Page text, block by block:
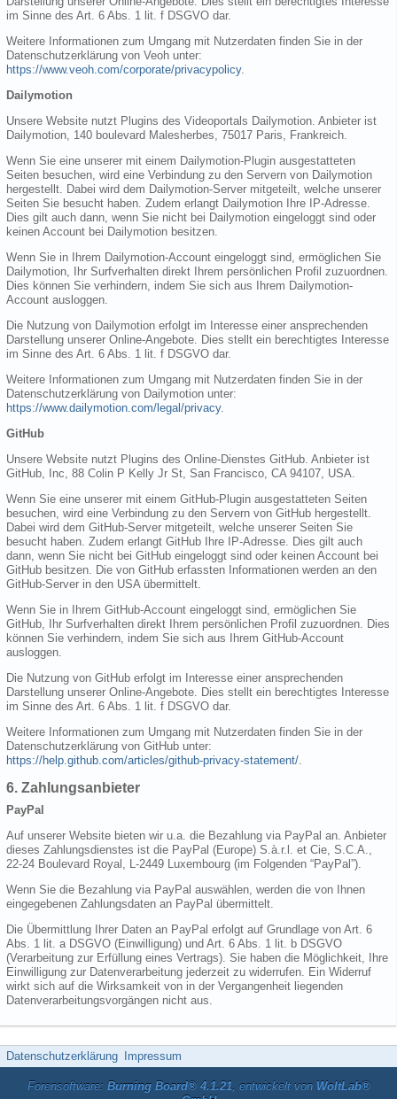
im Sinne des Art. 6 Abs. 1 lit. f DSGVO dar.
Weitere Informationen zum Umgang mit Nutzerdaten finden Sie in der
Datenschutzerklärung von Veoh unter:
https://www.veoh.com/corporate/privacypolicy.
Dailymotion
Unsere Website nutzt Plugins des Videoportals Dailymotion. Anbieter ist
Dailymotion, 140 boulevard Malesherbes, 75017 Paris, Frankreich.
Wenn Sie eine unserer mit einem Dailymotion-Plugin ausgestatteten
Seiten besuchen, wird eine Verbindung zu den Servern von Dailymotion
hergestellt. Dabei wird dem Dailymotion-Server mitgeteilt, welche unserer
Seiten Sie besucht haben. Zudem erlangt Dailymotion Ihre IP-Adresse.
Dies gilt auch dann, wenn Sie nicht bei Dailymotion eingeloggt sind oder
keinen Account bei Dailymotion besitzen.
Wenn Sie in Ihrem Dailymotion-Account eingeloggt sind, ermöglichen Sie
Dailymotion, Ihr Surfverhalten direkt Ihrem persönlichen Profil zuzuordnen.
Dies können Sie verhindern, indem Sie sich aus Ihrem Dailymotion-
Account ausloggen.
Die Nutzung von Dailymotion erfolgt im Interesse einer ansprechenden
Darstellung unserer Online-Angebote. Dies stellt ein berechtigtes Interesse
im Sinne des Art. 6 Abs. 1 lit. f DSGVO dar.
Weitere Informationen zum Umgang mit Nutzerdaten finden Sie in der
Datenschutzerklärung von Dailymotion unter:
https://www.dailymotion.com/legal/privacy.
GitHub
Unsere Website nutzt Plugins des Online-Dienstes GitHub. Anbieter ist
GitHub, Inc, 88 Colin P Kelly Jr St, San Francisco, CA 94107, USA.
Wenn Sie eine unserer mit einem GitHub-Plugin ausgestatteten Seiten
besuchen, wird eine Verbindung zu den Servern von GitHub hergestellt.
Dabei wird dem GitHub-Server mitgeteilt, welche unserer Seiten Sie
besucht haben. Zudem erlangt GitHub Ihre IP-Adresse. Dies gilt auch
dann, wenn Sie nicht bei GitHub eingeloggt sind oder keinen Account bei
GitHub besitzen. Die von GitHub erfassten Informationen werden an den
GitHub-Server in den USA übermittelt.
Wenn Sie in Ihrem GitHub-Account eingeloggt sind, ermöglichen Sie
GitHub, Ihr Surfverhalten direkt Ihrem persönlichen Profil zuzuordnen. Dies
können Sie verhindern, indem Sie sich aus Ihrem GitHub-Account
ausloggen.
Die Nutzung von GitHub erfolgt im Interesse einer ansprechenden
Darstellung unserer Online-Angebote. Dies stellt ein berechtigtes Interesse
im Sinne des Art. 6 Abs. 1 lit. f DSGVO dar.
Weitere Informationen zum Umgang mit Nutzerdaten finden Sie in der
Datenschutzerklärung von GitHub unter:
https://help.github.com/articles/github-privacy-statement/
6. Zahlungsanbieter
PayPal
Auf unserer Website bieten wir u.a. die Bezahlung via PayPal an. Anbieter
dieses Zahlungsdienstes ist die PayPal (Europe) S.à.r.l. et Cie, S.C.A.,
22-24 Boulevard Royal, L-2449 Luxembourg (im Folgenden “PayPal”).
Wenn Sie die Bezahlung via PayPal auswählen, werden die von Ihnen
eingegebenen Zahlungsdaten an PayPal übermittelt.
Die Übermittlung Ihrer Daten an PayPal erfolgt auf Grundlage von Art. 6
Abs. 1 lit. a DSGVO (Einwilligung) und Art. 6 Abs. 1 lit. b DSGVO
(Verarbeitung zur Erfüllung eines Vertrags). Sie haben die Möglichkeit, Ihre
Einwilligung zur Datenverarbeitung jederzeit zu widerrufen. Ein Widerruf
wirkt sich auf die Wirksamkeit von in der Vergangenheit liegenden
Datenverarbeitungsvorgängen nicht aus.
Datenschutzerklärung Impressum
Forensoftware: Burning Board® 4.1.21, entwickelt von WoltLab®